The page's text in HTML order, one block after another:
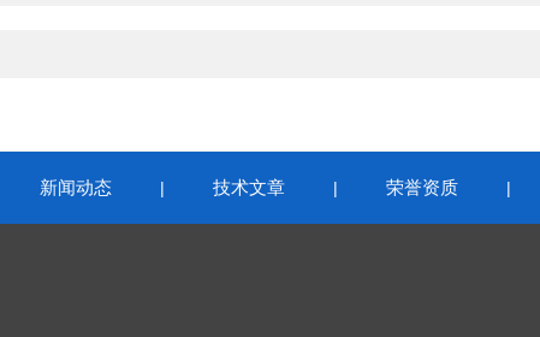
新闻动态 | 技术文章 | 荣誉资质 |